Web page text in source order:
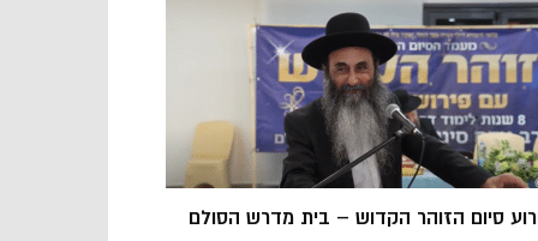
סיום הזוהר הקדוש – בית מדרש הסולם